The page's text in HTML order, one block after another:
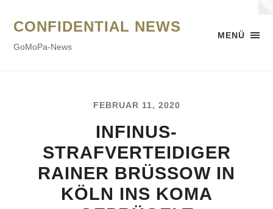
MENÜ
CONFIDENTIAL NEWS
GoMoPa-News
FEBRUAR 11, 2020
INFINUS-
STRAFVERTEIDIGER
RAINER BRÜSSOW IN
KÖLN INS KOMA